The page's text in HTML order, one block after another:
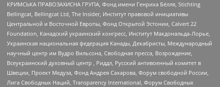
КРИМСЬКА ПРАВОЗАХИСНА ГРУПА, Фонд имени Генриха Бёлля, Stichting
Bellingcat, Bellingcat Ltd, The Insider, Институт правовой инициативы
Центральной и Восточной Европы, Фонд Открытой Эстонии, Calvert 22
Foundation, Канадский украинский конгресс, Институт Макдональда-Лорье,
Украинская национальная федерация Канады, Декабристы, Международный
научный центр им Вудро Вильсона, Свободная пресса, Возрождение,
Всеукраинский духовный центр , Риддл, Русский антивоенный комитет в
Швеции, Проект Медуза, Фонд Андрея Сахарова, Форум свободной России,
Лига Свободных Наций, Transparеncy International, Форум Свободных